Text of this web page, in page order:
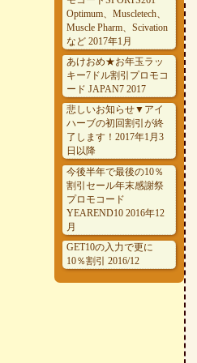
Optimum、Muscletech、
Muscle Pharm、Scivation
など 2017年1月
あけおめ★お年玉ラッ
キー7ドル割引プロモコ
ード JAPAN7 2017
悲しいお知らせ▼アイ
ハーブの初回割引が終
了します！2017年1月3
日以降
今後半年で最後の10％
割引セール年末感謝祭
プロモコード
YEAREND10 2016年12
月
GET10の入力で更に
10％割引 2016/12